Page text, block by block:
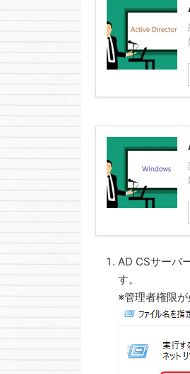
AD CSサーバ
す。
※管理者権限